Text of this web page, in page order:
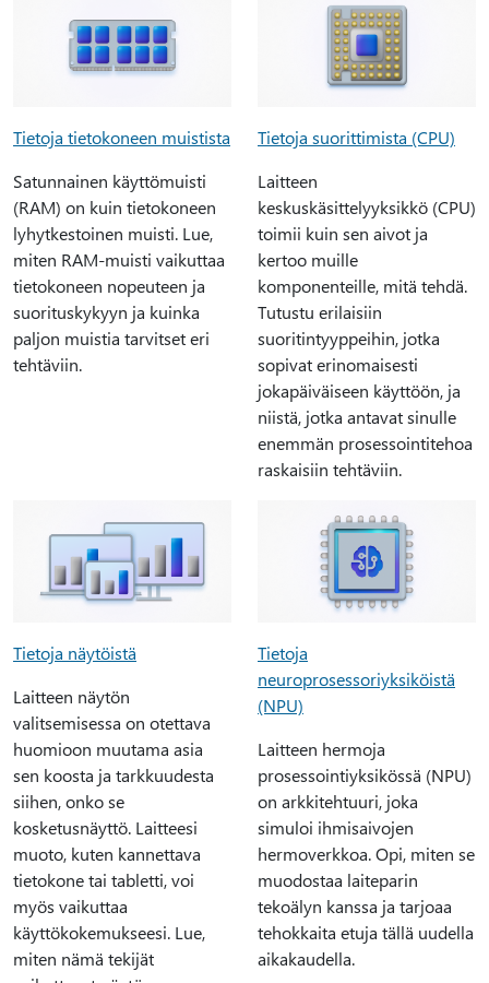
Tietoja tietokoneen muistista
Satunnainen käyttömuisti
(RAM) on kuin tietokoneen
lyhytkestoinen muisti. Lue,
miten RAM-muisti vaikuttaa
tietokoneen nopeuteen ja
suorituskykyyn ja kuinka
paljon muistia tarvitset eri
tehtäviin.
Tietoja suorittimista (CPU)
Laitteen
keskuskäsittelyyksikkö (CPU)
toimii kuin sen aivot ja
kertoo muille
komponenteille, mitä tehdä.
Tutustu erilaisiin
suoritintyyppeihin, jotka
sopivat erinomaisesti
jokapäiväiseen käyttöön, ja
niistä, jotka antavat sinulle
enemmän prosessointitehoa
raskaisiin tehtäviin.
Tietoja näytöistä
Laitteen näytön
valitsemisessa on otettava
huomioon muutama asia
sen koosta ja tarkkuudesta
siihen, onko se
kosketusnäyttö. Laitteesi
muoto, kuten kannettava
tietokone tai tabletti, voi
myös vaikuttaa
käyttökokemukseesi. Lue,
miten nämä tekijät
Tietoja
neuroprosessoriyksiköistä
(NPU)
Laitteen hermoja
prosessointiyksikössä (NPU)
on arkkitehtuuri, joka
simuloi ihmisaivojen
hermoverkkoa. Opi, miten se
muodostaa laiteparin
tekoälyn kanssa ja tarjoaa
tehokkaita etuja tällä uudella
aikakaudella.